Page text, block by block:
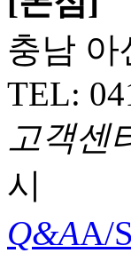
충남 아
TEL:
고객센
시
Q&AA/